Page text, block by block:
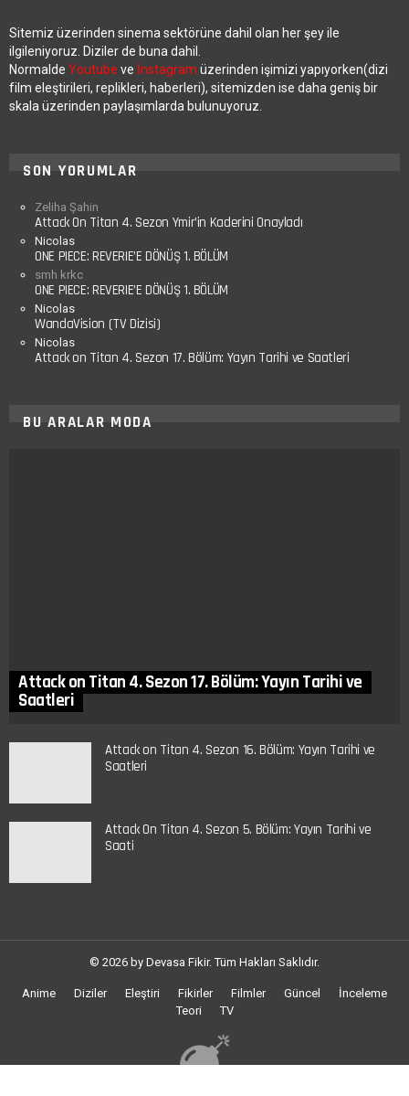
Sitemiz üzerinden sinema sektörüne dahil olan her şey ile
ilgileniyoruz. Diziler de buna dahil.
Normalde Youtube ve İnstagram üzerinden işimizi yapıyorken(dizi
film eleştirileri, replikleri, haberleri), sitemizden ise daha geniş bir
skala üzerinden paylaşımlarda bulunuyoruz.
SON YORUMLAR
Zeliha Şahin
Attack On Titan 4. Sezon Ymir’in Kaderini Onayladı
Nicolas
ONE PIECE: REVERIE’E DÖNÜŞ 1. BÖLÜM
smh krkc
ONE PIECE: REVERIE’E DÖNÜŞ 1. BÖLÜM
Nicolas
WandaVision (TV Dizisi)
Nicolas
Attack on Titan 4. Sezon 17. Bölüm: Yayın Tarihi ve Saatleri
BU ARALAR MODA
Attack on Titan 4. Sezon 17. Bölüm: Yayın Tarihi ve
Saatleri
Attack on Titan 4. Sezon 16. Bölüm: Yayın Tarihi ve
Saatleri
Attack On Titan 4. Sezon 5. Bölüm: Yayın Tarihi ve
Saati
© 2026 by Devasa Fikir. Tüm Hakları Saklıdır.
Anime Diziler Eleştiri Fikirler Filmler Güncel
İnceleme
Teori
TV